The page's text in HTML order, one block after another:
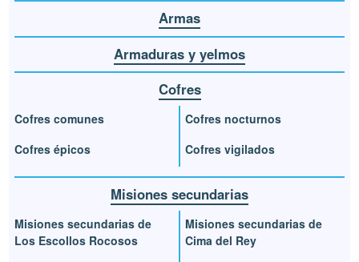
Armas
Armaduras y yelmos
Cofres
Cofres comunes
Cofres épicos
Cofres nocturnos
Cofres vigilados
Misiones secundarias
Misiones secundarias de
Los Escollos Rocosos
Misiones secundarias de
Cima del Rey